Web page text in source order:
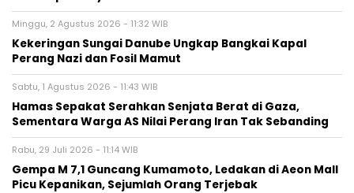
Minggu, 2 Agustus 2026 - 11:32 WIB
Kekeringan Sungai Danube Ungkap Bangkai Kapal
Perang Nazi dan Fosil Mamut
Sabtu, 1 Agustus 2026 - 11:43 WIB
Hamas Sepakat Serahkan Senjata Berat di Gaza,
Sementara Warga AS Nilai Perang Iran Tak Sebanding
Rabu, 29 Juli 2026 - 11:14 WIB
Gempa M 7,1 Guncang Kumamoto, Ledakan di Aeon Mall
Picu Kepanikan, Sejumlah Orang Terjebak